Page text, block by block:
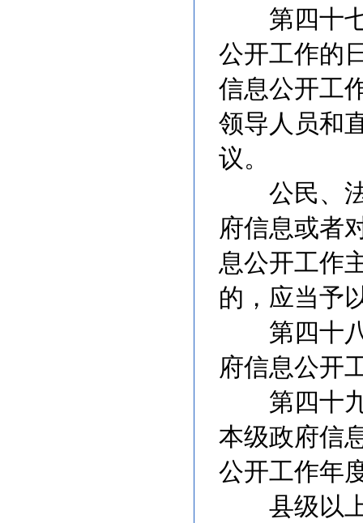
第四十七
公开工作的
信息公开工
领导人员和
议。
公民、法
府信息或者
息公开工作
的，应当予
第四十八
府信息公开
第四十九
本级政府信
公开工作年
县级以上